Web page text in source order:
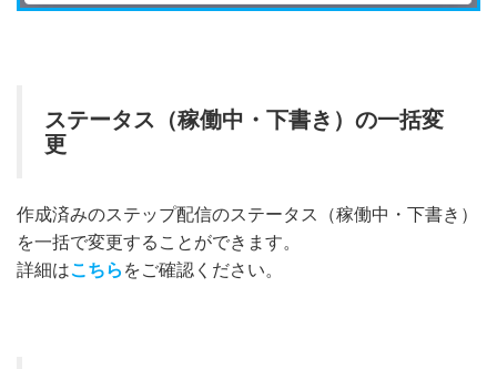
ステータス（稼働中・下書き）の一括変
更
作成済みのステップ配信のステータス（稼働中・下書き）
を一括で変更することができます。
詳細はこちら をご確認ください。